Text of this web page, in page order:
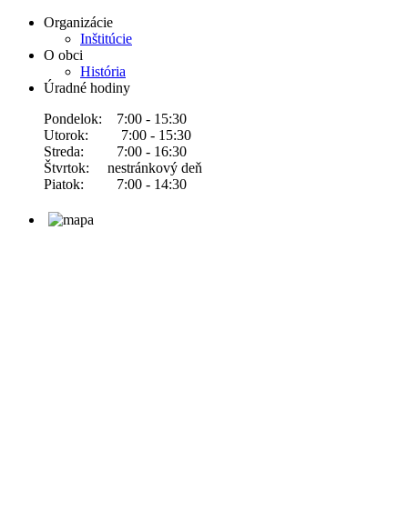
Organizácie
Inštitúcie
O obci
História
Úradné hodiny
Pondelok: 7:00 - 15:30
Utorok: 7:00 - 15:30
Streda: 7:00 - 16:30
Štvrtok: nestránkový deň
Piatok: 7:00 - 14:30